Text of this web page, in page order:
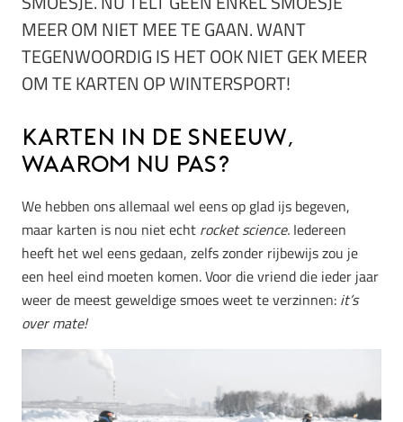
MEER OM NIET MEE TE GAAN. WANT
TEGENWOORDIG IS HET OOK NIET GEK MEER
OM TE KARTEN OP WINTERSPORT!
Karten in de sneeuw,
waarom nu pas?
We hebben ons allemaal wel eens op glad ijs begeven,
maar karten is nou niet echt rocket science. Iedereen
heeft het wel eens gedaan, zelfs zonder rijbewijs zou je
een heel eind moeten komen. Voor die vriend die ieder jaar
weer de meest geweldige smoes weet te verzinnen: it’s
over mate!